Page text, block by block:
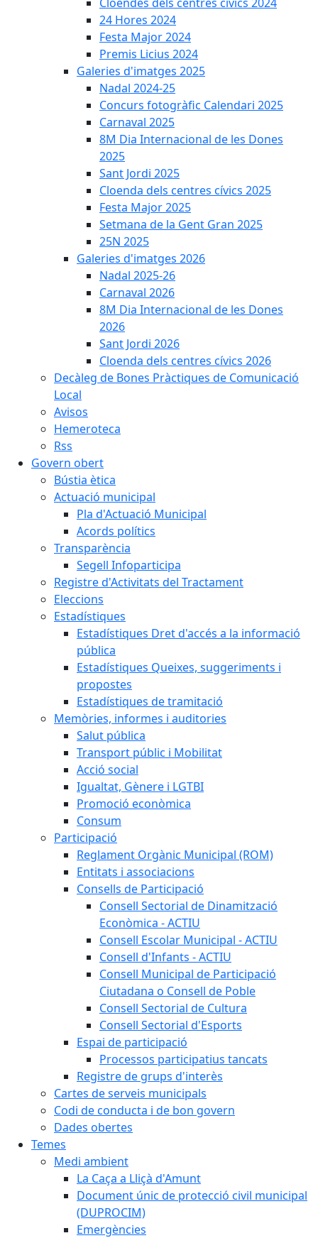
24 Hores 2024
Festa Major 2024
Premis Licius 2024
Galeries d'imatges 2025
Nadal 2024-25
Concurs fotogràfic Calendari 2025
Carnaval 2025
8M Dia Internacional de les Dones
2025
Sant Jordi 2025
Cloenda dels centres cívics 2025
Festa Major 2025
Setmana de la Gent Gran 2025
25N 2025
Galeries d'imatges 2026
Nadal 2025-26
Carnaval 2026
8M Dia Internacional de les Dones
2026
Sant Jordi 2026
Cloenda dels centres cívics 2026
Decàleg de Bones Pràctiques de Comunicació
Local
Avisos
Hemeroteca
Rss
Govern obert
Bústia ètica
Actuació municipal
Pla d'Actuació Municipal
Acords polítics
Transparència
Segell Infoparticipa
Registre d'Activitats del Tractament
Eleccions
Estadístiques
Estadístiques Dret d'accés a la informació
pública
Estadístiques Queixes, suggeriments i
propostes
Estadístiques de tramitació
Memòries, informes i auditories
Salut pública
Transport públic i Mobilitat
Acció social
Igualtat, Gènere i LGTBI
Promoció econòmica
Consum
Participació
Reglament Orgànic Municipal (ROM)
Entitats i associacions
Consells de Participació
Consell Sectorial de Dinamització
Econòmica - ACTIU
Consell Escolar Municipal - ACTIU
Consell d'Infants - ACTIU
Consell Municipal de Participació
Ciutadana o Consell de Poble
Consell Sectorial de Cultura
Consell Sectorial d'Esports
Espai de participació
Processos participatius tancats
Registre de grups d'interès
Cartes de serveis municipals
Codi de conducta i de bon govern
Dades obertes
Temes
Medi ambient
La Caça a Lliçà d'Amunt
Document únic de protecció civil municipal
(DUPROCIM)
Emergències